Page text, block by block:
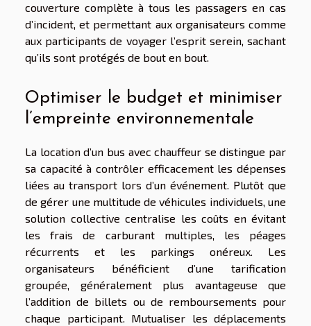
couverture complète à tous les passagers en cas
d’incident, et permettant aux organisateurs comme
aux participants de voyager l’esprit serein, sachant
qu’ils sont protégés de bout en bout.
Optimiser le budget et minimiser
l’empreinte environnementale
La location d’un bus avec chauffeur se distingue par
sa capacité à contrôler efficacement les dépenses
liées au transport lors d’un événement. Plutôt que
de gérer une multitude de véhicules individuels, une
solution collective centralise les coûts en évitant
les frais de carburant multiples, les péages
récurrents et les parkings onéreux. Les
organisateurs bénéficient d’une tarification
groupée, généralement plus avantageuse que
l’addition de billets ou de remboursements pour
chaque participant. Mutualiser les déplacements